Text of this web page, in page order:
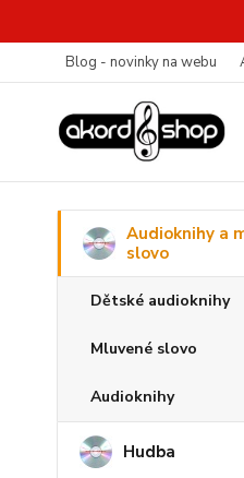
Blog - novinky na webu
Audioknihy a
slovo
Dětské audioknihy
Mluvené slovo
Audioknihy
Hudba